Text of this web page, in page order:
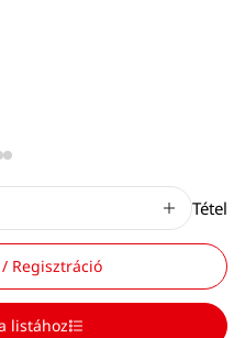
Tétel
Regisztráció
listához